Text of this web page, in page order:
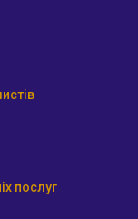
послуг